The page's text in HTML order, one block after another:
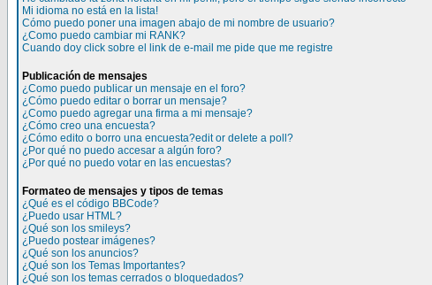
Mi idioma no está en la lista!
Cómo puedo poner una imagen abajo de mi nombre de usuario?
¿Como puedo cambiar mi RANK?
Cuando doy click sobre el link de e-mail me pide que me registre
Publicación de mensajes
¿Como puedo publicar un mensaje en el foro?
¿Cómo puedo editar o borrar un mensaje?
¿Como puedo agregar una firma a mi mensaje?
¿Cómo creo una encuesta?
¿Cómo edito o borro una encuesta?edit or delete a poll?
¿Por qué no puedo accesar a algún foro?
¿Por qué no puedo votar en las encuestas?
Formateo de mensajes y tipos de temas
¿Qué es el código BBCode?
¿Puedo usar HTML?
¿Qué son los smileys?
¿Puedo postear imágenes?
¿Qué son los anuncios?
¿Qué son los Temas Importantes?
¿Qué son los temas cerrados o bloquedados?